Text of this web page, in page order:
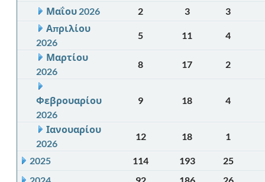
Μαΐου 2026 2 3
3
Απριλίου
2026
5 11
4
Μαρτίου
2026
8 17 2
Φεβρουαρίου
2026
9 18 4
Ιανουαρίου
2026
12 18 1
2025 114 193
25